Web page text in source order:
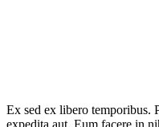
Ex sed ex libero temporibus.
expedita aut. Eum facere in